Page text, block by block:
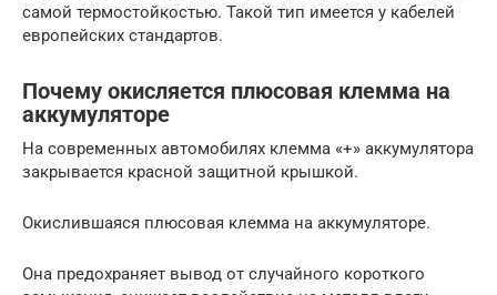
самой термостойкостью. Такой тип имеется у кабелей
европейских стандартов.
Почему окисляется плюсовая клемма на
аккумуляторе
На современных автомобилях клемма «+» аккумулятора
закрывается красной защитной крышкой.
Окислившаяся плюсовая клемма на аккумуляторе.
Она предохраняет вывод от случайного короткого